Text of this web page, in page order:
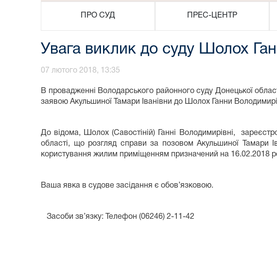
ПРО СУД ПРЕС-ЦЕНТР
Увага виклик до суду Шолох
07 лютого 2018, 13:35
В провадженні Володарського районного суду Донецької
заявою Акульшиної Тамари Іванівни до Шолох Ганни
До відома, Шолох (Савостіній) Ганні Володимирівні,
області, що розгляд справи за позовом Акульшиної
користування жилим приміщенням призначений на 16.02.2018
Ваша явка в судове засідання є обов’язковою.
Засоби зв’язку: Телефон (06246) 2-11-42